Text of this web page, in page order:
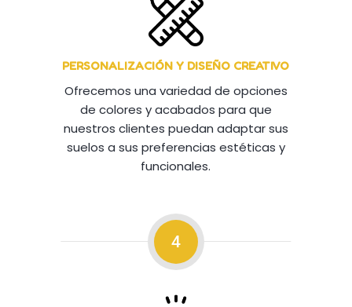
PERSONALIZACIÓN Y DISEÑO CREATIVO
Ofrecemos una variedad de opciones
de colores y acabados para que
nuestros clientes puedan adaptar sus
suelos a sus preferencias estéticas y
funcionales.
4